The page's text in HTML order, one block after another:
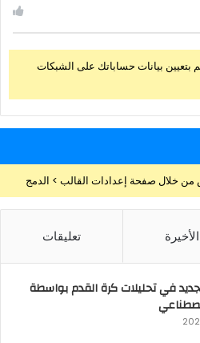
بيانات حساباتك على الشبكات
الأخيرة تعليقات
في تحليلات كرة القدم بواسطة